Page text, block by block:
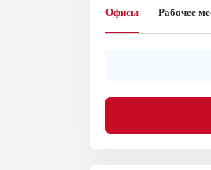
Офисы Рабочее